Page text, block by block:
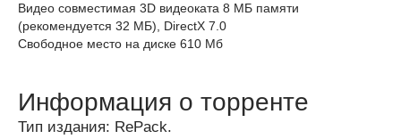
Видео совместимая 3D видеоката 8 МБ памяти
(рекомендуется 32 МБ), DirectX 7.0
Свободное место на диске 610 Мб
Информация о торренте
Тип издания: RePack.